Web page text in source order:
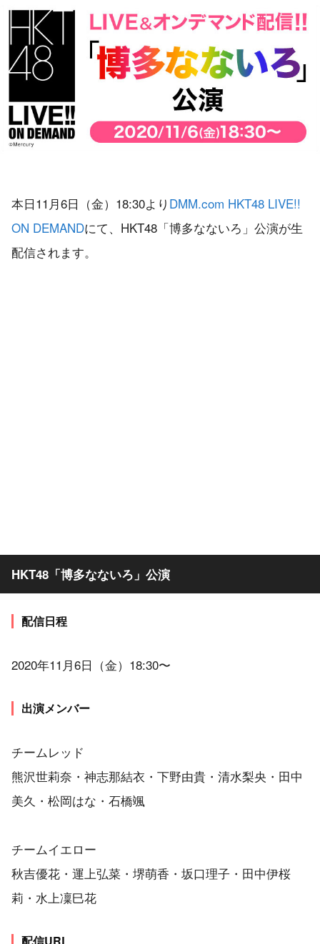
本日11月6日（金）18:30より DMM.com HKT48 LIVE!!
ON DEMANDにて、HKT48「博多なないろ」公演が生
配信されます。
HKT48「博多なないろ」公演
配信日程
2020年11月6日（金）18:30〜
出演メンバー
チームレッド
熊沢世莉奈・神志那結衣・下野由貴・清水梨央・田中
美久・松岡はな・石橋颯
チームイエロー
秋吉優花・運上弘菜・堺萌香・坂口理子・田中伊桜
莉・水上凜巳花